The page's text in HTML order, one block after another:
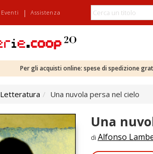
Eventi | Assistenza
Per gli acquisti online: spese di spedizione
Letteratura Una nuvola persa nel cielo
Una
di Alfonso